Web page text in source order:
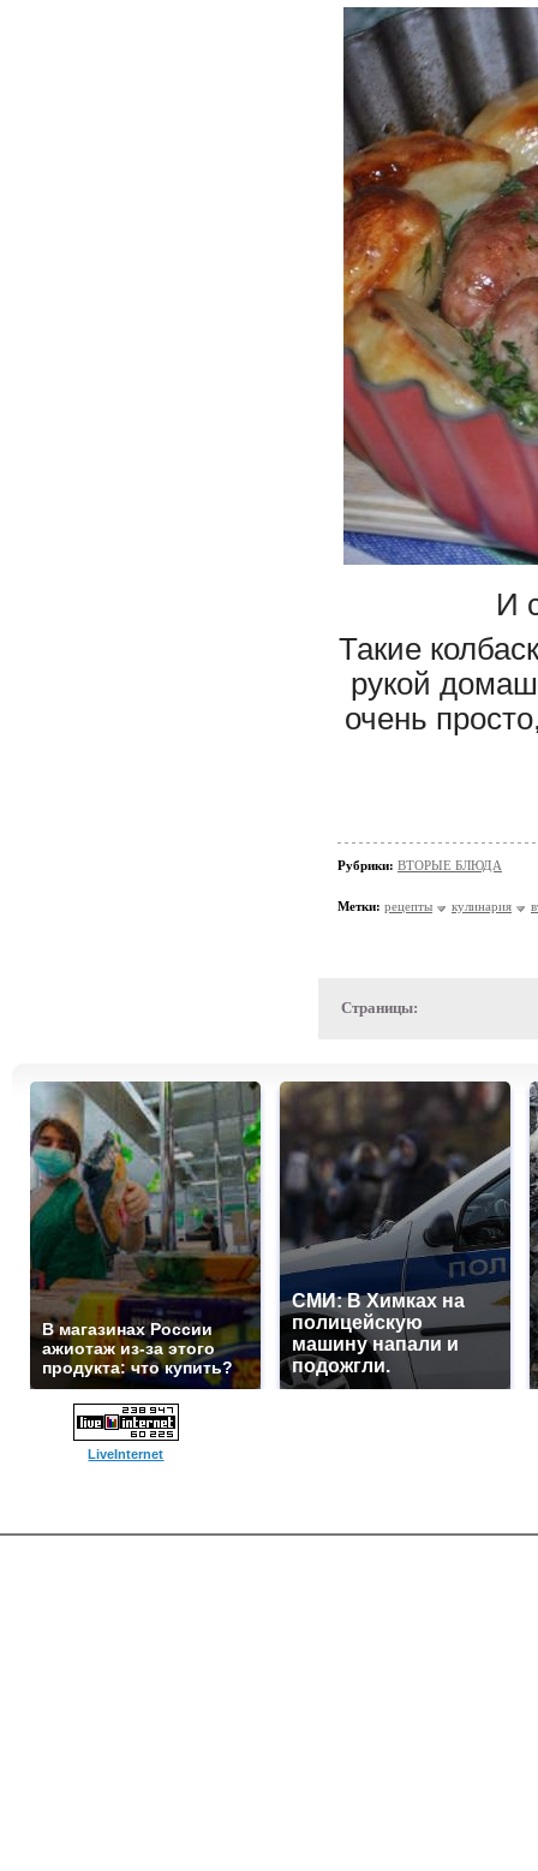
И
Такие
рукой
очень
Рубрики: ВТОРЫЕ БЛЮДА
Метки: рецепты кулинария
Страницы:
В магазинах России
ажиотаж из-за этого
продукта: что купить?
СМИ: В Химках на
полицейскую
машину напали и
подожгли.
LiveInternet